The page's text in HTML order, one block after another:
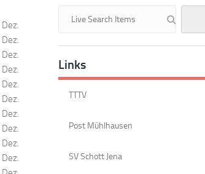
Dez.
Dez.
Dez.
Dez.
Dez.
Dez.
Dez.
Dez.
Dez.
Dez.
Links
TTTV
Post Mühlhausen
SV Schott Jena